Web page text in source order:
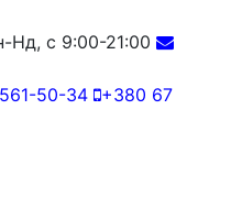
Нд, с 9:00-21:00
50-34
+380 67